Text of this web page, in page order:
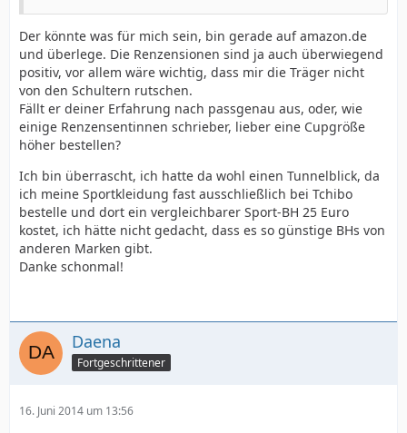
Der könnte was für mich sein, bin gerade auf amazon.de
und überlege. Die Renzensionen sind ja auch überwiegend
positiv, vor allem wäre wichtig, dass mir die Träger nicht
von den Schultern rutschen.
Fällt er deiner Erfahrung nach passgenau aus, oder, wie
einige Renzensentinnen schrieber, lieber eine Cupgröße
höher bestellen?
Ich bin überrascht, ich hatte da wohl einen Tunnelblick, da
ich meine Sportkleidung fast ausschließlich bei Tchibo
bestelle und dort ein vergleichbarer Sport-BH 25 Euro
kostet, ich hätte nicht gedacht, dass es so günstige BHs von
anderen Marken gibt.
Danke schonmal!
Daena
Fortgeschrittener
16. Juni 2014 um 13:56